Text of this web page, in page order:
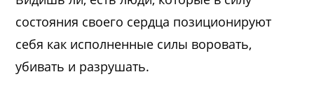
состояния своего сердца позиционируют
себя как исполненные силы воровать,
убивать и разрушать.